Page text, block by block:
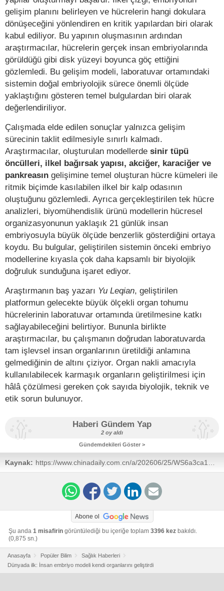
gelişim planını belirleyen ve hücrelerin hangi dokulara
dönüşeceğini yönlendiren en kritik yapılardan biri olarak
kabul ediliyor. Bu yapının oluşmasının ardından
araştırmacılar, hücrelerin gerçek insan embriyolarında
görüldüğü gibi disk yüzeyi boyunca göç ettiğini
gözlemledi. Bu gelişim modeli, laboratuvar ortamındaki
sistemin doğal embriyolojik sürece önemli ölçüde
yaklaştığını gösteren temel bulgulardan biri olarak
değerlendiriliyor.
Çalışmada elde edilen sonuçlar yalnızca gelişim
sürecinin taklit edilmesiyle sınırlı kalmadı.
Araştırmacılar, oluşturulan modellerde sinir tüpü
öncülleri, ilkel bağırsak yapısı, akciğer, karaciğer ve
pankreasın gelişimine temel oluşturan hücre kümeleri ile
ritmik biçimde kasılabilen ilkel bir kalp odasının
oluştuğunu gözlemledi. Ayrıca gerçekleştirilen tek hücre
analizleri, biyomühendislik ürünü modellerin hücresel
organizasyonunun yaklaşık 21 günlük insan
embriyosuyla büyük ölçüde benzerlik gösterdiğini ortaya
koydu. Bu bulgular, geliştirilen sistemin önceki embriyo
modellerine kıyasla çok daha kapsamlı bir biyolojik
doğruluk sunduğuna işaret ediyor.
Araştırmanın baş yazarı Yu Leqian, geliştirilen
platformun gelecekte büyük ölçekli organ tohumu
hücrelerinin laboratuvar ortamında üretilmesine katkı
sağlayabileceğini belirtiyor. Bununla birlikte
araştırmacılar, bu çalışmanın doğrudan laboratuvarda
tam işlevsel insan organlarının üretildiği anlamına
gelmediğinin de altını çiziyor. Organ nakli amacıyla
kullanılabilecek karmaşık organların geliştirilmesi için
hâlâ çözülmesi gereken çok sayıda biyolojik, teknik ve
etik sorun bulunuyor.
Haberi Gündem Yap
2 oy aldı
Gündemdekileri Göster >
Kaynak:
Abone ol
Şu anda 1 misafirin görüntülediği bu içeriğe toplam 3396 kez bakıldı.
(0,875 sn.)
Anasayfa Popüler Bilim
Sağlık Haberleri
Dünyada ilk: İnsan embriyo modeli kendi organlarını geliştirdi